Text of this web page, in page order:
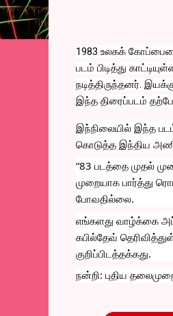
1983 உலகக்
படம் பிடித்து
நடித்திருந்தனர்.
இந்த திரைப்படம்
இந்நிலையில் இந்த
கொடுத்த இந்திய
“83 படத்தை முதல்
முறையாக பார்த்து
போவதில்லை.
எங்களது வாழ்க்கை
கபில்தேவ்
குறிப்பிடத்தக்கது.
நன்றி: புதிய